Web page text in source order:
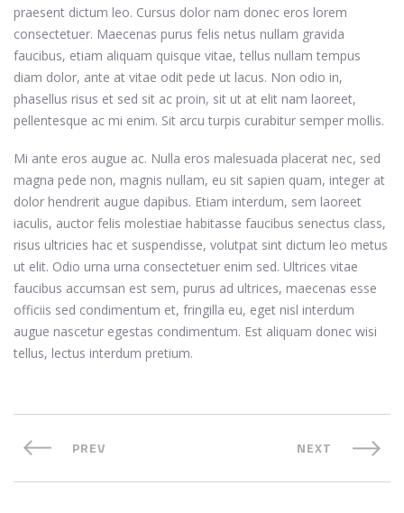
praesent dictum leo. Cursus dolor nam donec eros lorem
consectetuer. Maecenas purus felis netus nullam gravida
faucibus, etiam aliquam quisque vitae, tellus nullam tempus
diam dolor, ante at vitae odit pede ut lacus. Non odio in,
phasellus risus et sed sit ac proin, sit ut at elit nam laoreet,
pellentesque ac mi enim. Sit arcu turpis curabitur semper mollis.
Mi ante eros augue ac. Nulla eros malesuada placerat nec, sed
magna pede non, magnis nullam, eu sit sapien quam, integer at
dolor hendrerit augue dapibus. Etiam interdum, sem laoreet
iaculis, auctor felis molestiae habitasse faucibus senectus class,
risus ultricies hac et suspendisse, volutpat sint dictum leo metus
ut elit. Odio urna urna consectetuer enim sed. Ultrices vitae
faucibus accumsan est sem, purus ad ultrices, maecenas esse
officiis sed condimentum et, fringilla eu, eget nisl interdum
augue nascetur egestas condimentum. Est aliquam donec wisi
tellus, lectus interdum pretium.
PREV NEXT